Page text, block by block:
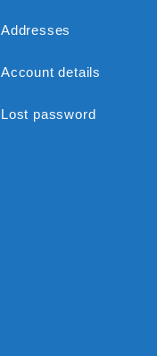
Addresses
Account details
Lost password